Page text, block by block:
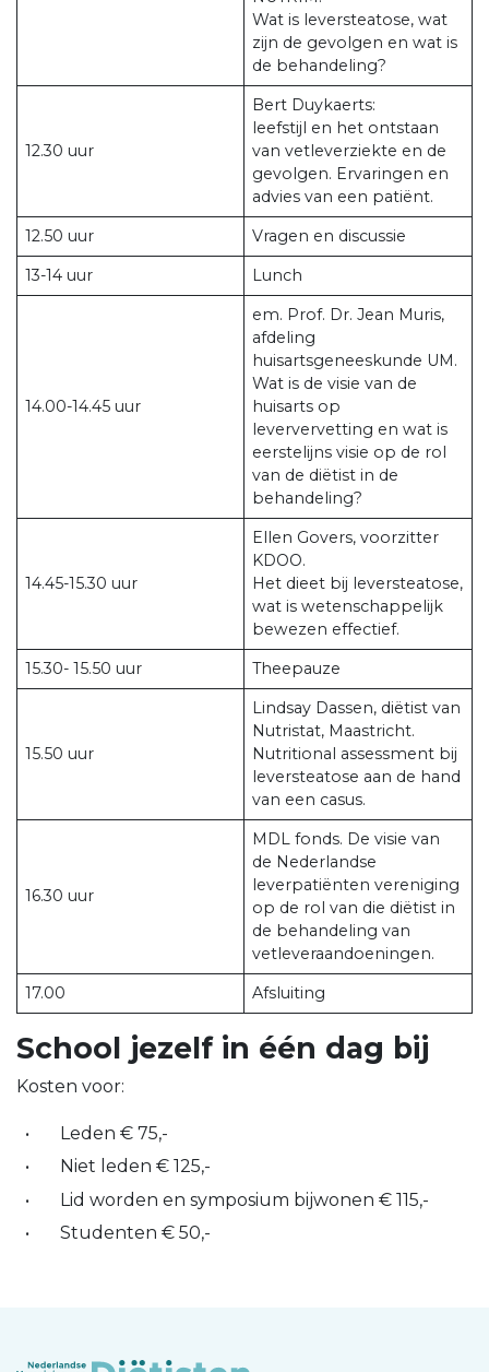
Wat is leversteatose, wat
zijn de gevolgen en wat is
de behandeling?
12.30 uur
Bert Duykaerts:
leefstijl en het ontstaan
van vetleverziekte en de
gevolgen. Ervaringen en
advies van een patiënt.
12.50 uur
Vragen en discussie
13-14 uur
Lunch
14.00-14.45 uur
em. Prof. Dr. Jean Muris,
afdeling
huisartsgeneeskunde UM.
Wat is de visie van de
huisarts op
leververvetting en wat is
eerstelijns visie op de rol
van de diëtist in de
behandeling?
14.45-15.30 uur
Ellen Govers, voorzitter
KDOO.
Het dieet bij leversteatose,
wat is wetenschappelijk
bewezen effectief.
15.30- 15.50 uur
Theepauze
15.50 uur
Lindsay Dassen, diëtist van
Nutristat, Maastricht.
Nutritional assessment bij
leversteatose aan de hand
van een casus.
16.30 uur
MDL fonds. De visie van
de Nederlandse
leverpatiënten vereniging
op de rol van die diëtist in
de behandeling van
vetleveraandoeningen.
17.00
Afsluiting
School jezelf in één dag bij
Kosten voor:
Leden € 75,-
Niet leden € 125,-
Lid worden en symposium bijwonen € 115,-
Studenten € 50,-